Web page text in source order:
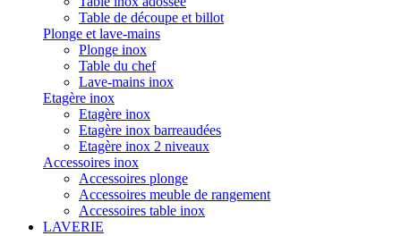
Table de découpe et billot
Plonge et lave-mains
Plonge inox
Table du chef
Lave-mains inox
Etagère inox
Etagère inox
Etagère inox barreaudées
Etagère inox 2 niveaux
Accessoires inox
Accessoires plonge
Accessoires meuble de rangement
Accessoires table inox
LAVERIE